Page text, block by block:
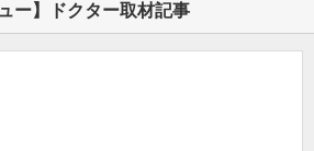
ー】ドクター取材記事